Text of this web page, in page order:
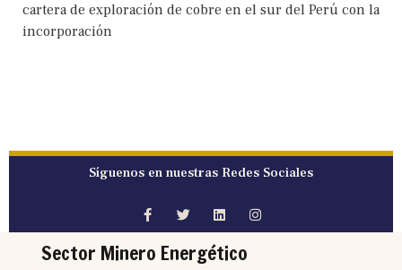
cartera de exploración de cobre en el sur del Perú con la
incorporación
Síguenos en nuestras Redes Sociales
Sector Minero Energético